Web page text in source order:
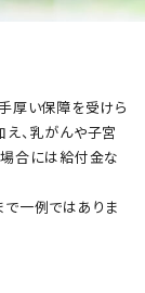
厚い保障を受けら
、乳がんや子宮
合には給付金な
一例ではありま